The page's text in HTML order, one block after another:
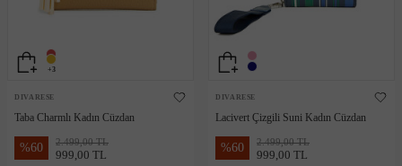
Yeni Eklenenler
+3
DIVARESE
Taba Charmlı Kadın Cüzdan
%60 2.499,00 TL
999,00 TL
DIVARESE
Lacivert Çizgili Suni Kadın Cüzdan
%60 2.499,00 TL
999,00 TL